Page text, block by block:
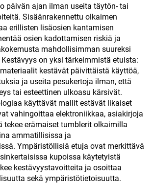
päivän ajan ilman useita täytön- tai
Sisäänrakennettu olkaimen
erillisten lisäosien kantamisen
osien kadottamisen riskiä ja
mahdollisimman suureksi
on yksi tärkeimmistä etuista:
kestävät päivittäistä käyttöä,
ja useita pesukertoja ilman, että
tai esteettinen ulkoasu kärsivät.
käyttävät mallit estävät likaiset
vahingoittaa elektroniikkaa, asiakirjoja
tekee erämaiset tumblerit olkaimilla
ammatillisissa ja
Ympäristöllisiä etuja ovat merkittävä
kupoissa käytetyistä
kestävyystavoitteita ja osoittaa
sekä ympäristötietoisuutta.